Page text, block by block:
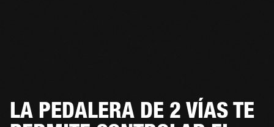
LA PEDALERA DE 2 VÍAS TE